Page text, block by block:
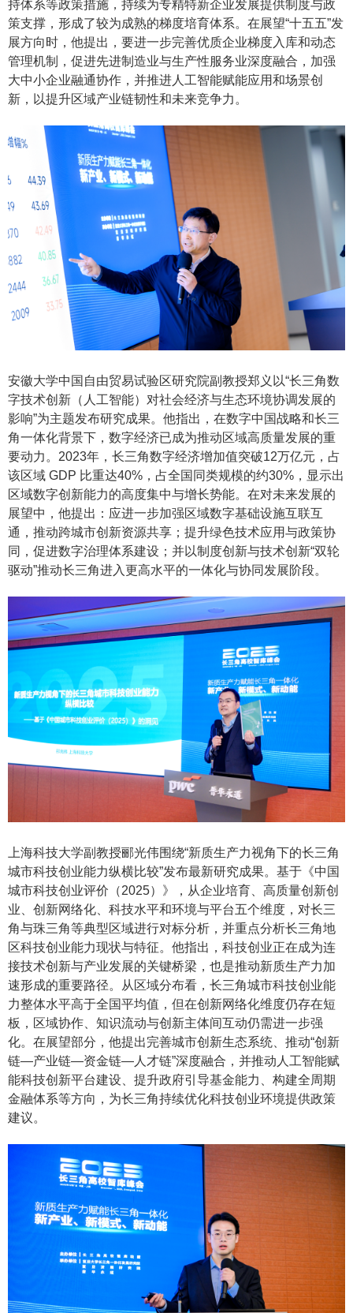
持体系等政策措施，持续为专精特新企业发展提供制度与政
策支撑，形成了较为成熟的梯度培育体系。在展望“十五五”发
展方向时，他提出，要进一步完善优质企业梯度入库和动态
管理机制，促进先进制造业与生产性服务业深度融合，加强
大中小企业融通协作，并推进人工智能赋能应用和场景创
新，以提升区域产业链韧性和未来竞争力。
安徽大学中国自由贸易试验区研究院副教授郑义以“长三角数
字技术创新（人工智能）对社会经济与生态环境协调发展的
影响”为主题发布研究成果。他指出，在数字中国战略和长三
角一体化背景下，数字经济已成为推动区域高质量发展的重
要动力。2023年，长三角数字经济增加值突破12万亿元，占
该区域 GDP 比重达40%，占全国同类规模的约30%，显示出
区域数字创新能力的高度集中与增长势能。在对未来发展的
展望中，他提出：应进一步加强区域数字基础设施互联互
通，推动跨城市创新资源共享；提升绿色技术应用与政策协
同，促进数字治理体系建设；并以制度创新与技术创新“双轮
驱动”推动长三角进入更高水平的一体化与协同发展阶段。
上海科技大学副教授郦光伟围绕“新质生产力视角下的长三角
城市科技创业能力纵横比较”发布最新研究成果。基于《中国
城市科技创业评价（2025）》，从企业培育、高质量创新创
业、创新网络化、科技水平和环境与平台五个维度，对长三
角与珠三角等典型区域进行对标分析，并重点分析长三角地
区科技创业能力现状与特征。他指出，科技创业正在成为连
接技术创新与产业发展的关键桥梁，也是推动新质生产力加
速形成的重要路径。从区域分布看，长三角城市科技创业能
力整体水平高于全国平均值，但在创新网络化维度仍存在短
板，区域协作、知识流动与创新主体间互动仍需进一步强
化。在展望部分，他提出完善城市创新生态系统、推动“创新
链—产业链—资金链—人才链”深度融合，并推动人工智能赋
能科技创新平台建设、提升政府引导基金能力、构建全周期
金融体系等方向，为长三角持续优化科技创业环境提供政策
建议。